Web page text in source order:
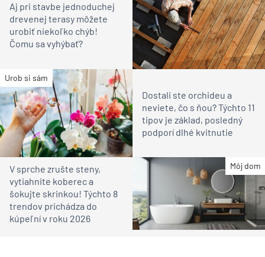
Aj pri stavbe jednoduchej
drevenej terasy môžete
urobiť niekoľko chýb!
Čomu sa vyhýbať?
Urob si sám
Dostali ste orchideu a
neviete, čo s ňou? Týchto 11
tipov je základ, posledný
podporí dlhé kvitnutie
Môj dom
V sprche zrušte steny,
vytiahnite koberec a
šokujte skrinkou! Týchto 8
trendov prichádza do
kúpeľní v roku 2026